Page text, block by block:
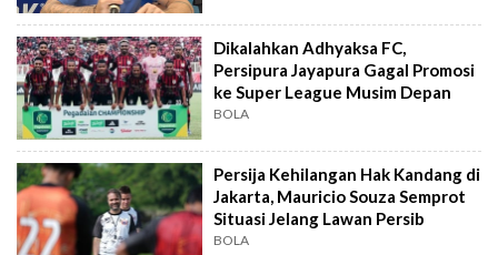
Dikalahkan Adhyaksa FC,
Persipura Jayapura Gagal Promosi
ke Super League Musim Depan
BOLA
Persija Kehilangan Hak Kandang di
Jakarta, Mauricio Souza Semprot
Situasi Jelang Lawan Persib
BOLA